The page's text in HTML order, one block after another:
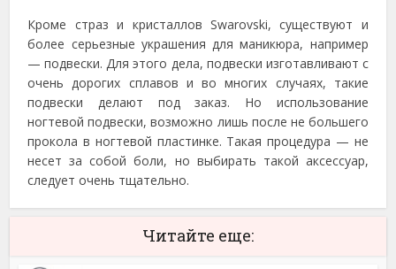
Кроме страз и кристаллов Swarovski, существуют и
более серьезные украшения для маникюра, например
— подвески. Для этого дела, подвески изготавливают с
очень дорогих сплавов и во многих случаях, такие
подвески делают под заказ. Но использование
ногтевой подвески, возможно лишь после не большего
прокола в ногтевой пластинке. Такая процедура — не
несет за собой боли, но выбирать такой аксессуар,
следует очень тщательно.
Читайте еще: